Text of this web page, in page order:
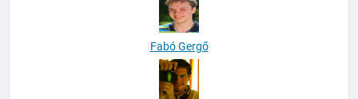
Fabó Gergő